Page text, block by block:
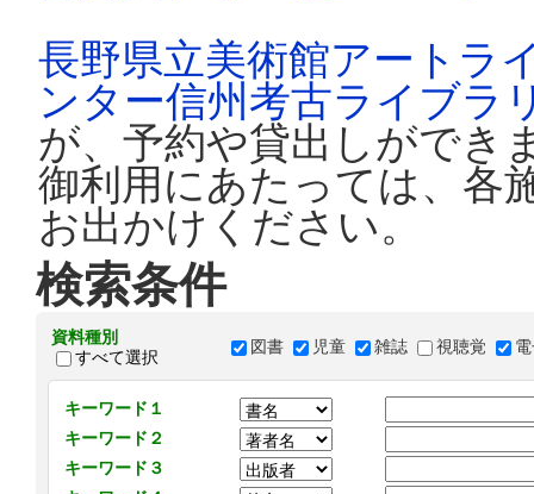
長野県立美術館アートラ
ンター信州考古ライブラ
が、予約や貸出しができ
御利用にあたっては、各
お出かけください。
検索条件
資料種別
すべて選択
図書 児童 雑誌 視聴覚
キーワード１
キーワード２
キーワード３